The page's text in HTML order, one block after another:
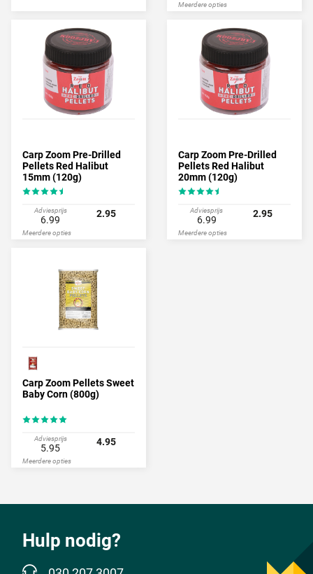
Meerdere opties
Carp Zoom Pre-Drilled
Pellets Red Halibut
15mm (120g)
Adviesprijs
6.99
2.95
Meerdere opties
Carp Zoom Pre-Drilled
Pellets Red Halibut
20mm (120g)
Adviesprijs
6.99
2.95
Meerdere opties
Carp Zoom Pellets Sweet
Baby Corn (800g)
Adviesprijs
5.95
4.95
Meerdere opties
Hulp nodig?